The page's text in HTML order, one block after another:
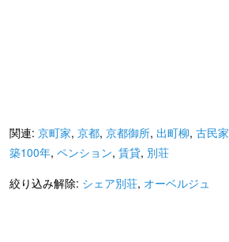
関連: 京町家, 京都, 京都御所, 出町柳, 古民家
築100年, ペンション, 賃貸, 別荘
絞り込み解除: シェア別荘, オーベルジュ